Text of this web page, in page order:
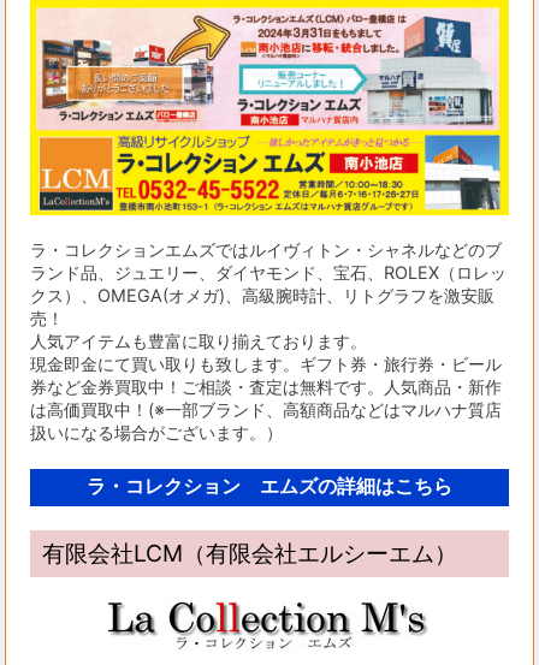
ラ・コレクションエムズではルイヴィトン・シャネルなどのブ
ランド品、ジュエリー、ダイヤモンド、宝石、ROLEX（ロレッ
クス）、OMEGA(オメガ)、高級腕時計、リトグラフを激安販
売！
人気アイテムも豊富に取り揃えております。
現金即金にて買い取りも致します。ギフト券・旅行券・ビール
券など金券買取中！ご相談・査定は無料です。人気商品・新作
は高価買取中！(※一部ブランド、高額商品などはマルハナ質店
扱いになる場合がございます。）
ラ・コレクション エムズの詳細はこちら
有限会社LCM（有限会社エルシーエム）